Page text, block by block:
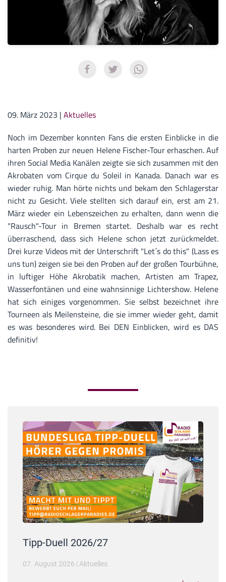
09. März 2023 | Aktuelles
Noch im Dezember konnten Fans die ersten Einblicke in die
harten Proben zur neuen Helene Fischer-Tour erhaschen. Auf
ihren Social Media Kanälen zeigte sie sich zusammen mit den
Akrobaten vom Cirque du Soleil in Kanada. Danach war es
wieder ruhig. Man hörte nichts und bekam den Schlagerstar
nicht zu Gesicht. Viele stellten sich darauf ein, erst am 21.
März wieder ein Lebenszeichen zu erhalten, dann wenn die
"Rausch"-Tour in Bremen startet. Deshalb war es recht
überraschend, dass sich Helene schon jetzt zurückmeldet.
Drei kurze Videos mit der Unterschrift "Let´s do this" (Lass es
uns tun) zeigen sie bei den Proben auf der großen Tourbühne,
in luftiger Höhe Akrobatik machen, Artisten am Trapez,
Wasserfontänen und eine wahnsinnige Lichtershow. Helene
hat sich einiges vorgenommen. Sie selbst bezeichnet ihre
Tourneen als Meilensteine, die sie immer wieder geht, damit
es was besonderes wird. Bei DEN Einblicken, wird es DAS
definitiv!
Tipp-Duell 2026/27
07. August 2026 | Aktuelles